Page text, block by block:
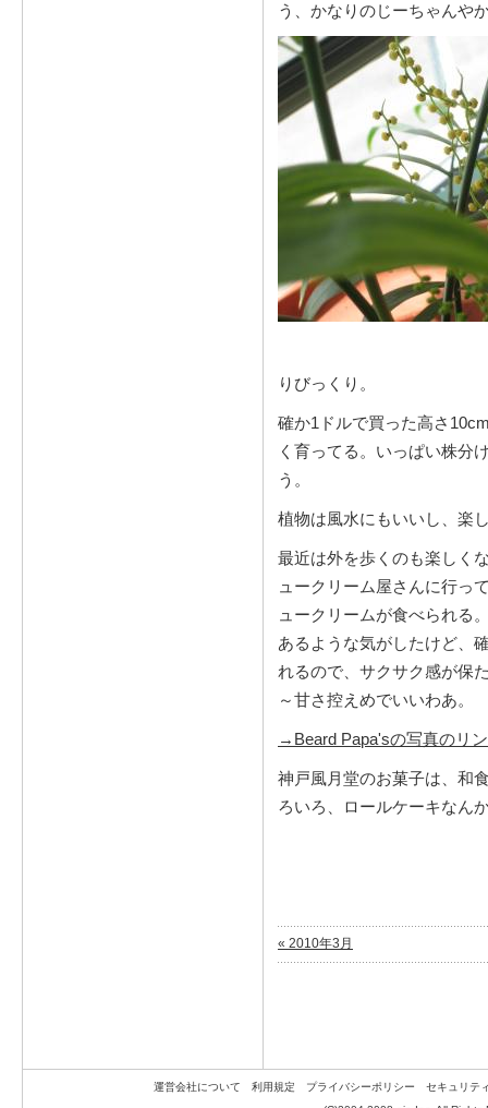
う、かなりのじーちゃんや
りびっくり。
確か1ドルで買った高さ
く育ってる。いっぱい株分
う。
植物は風水にもいいし、楽
最近は外を歩くのも楽しく
ュークリーム屋さんに行っ
ュークリームが食べられる
あるような気がしたけど、
れるので、サクサク感が保
～甘さ控えめでいいわあ。
→Beard Papa'sの写真のリ
神戸風月堂のお菓子は、和
ろいろ、ロールケーキなん
« 2010年3月
運営会社について 利用規定 プライバシーポリシー
セキュリテ